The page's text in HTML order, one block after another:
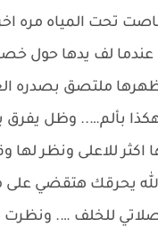
تحت المياه مره
لف يدها حول
ملتصق بصدره
بألم….. وظل يفرق
للاعلى ونظر لها
يحرقك هتقضي على
للخلف …. ونظرت